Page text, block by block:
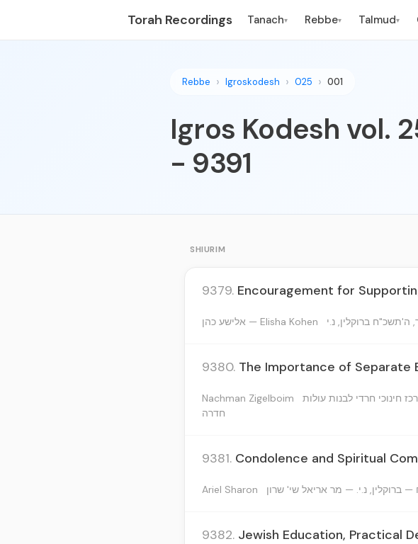
Torah Recordings Tanach▾ Rebbe▾ Talmud▾
Rebbe Igroskodesh 025 001
Igros Kodesh vol.
- 9391
SHIURIM
9379. Encouragement for
אלישע כהן — Elisha Kohen
9380. The Importance of Separate
Nachman Zigelboim
חינוכי חרדי לבנות עולות
חדרה
9381. Condolence and Spiritual
Ariel Sharon
ברוקלין, נ.י. — מר אריאל שי' שרון
9382. Jewish Education, Practical